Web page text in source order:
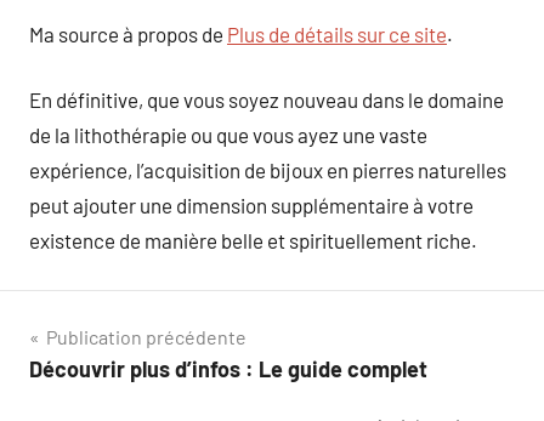
Ma source à propos de Plus de détails sur ce site.
En définitive, que vous soyez nouveau dans le domaine
de la lithothérapie ou que vous ayez une vaste
expérience, l’acquisition de bijoux en pierres naturelles
peut ajouter une dimension supplémentaire à votre
existence de manière belle et spirituellement riche.
Navigation
de
Publication précédente
Découvrir plus d’infos : Le guide complet